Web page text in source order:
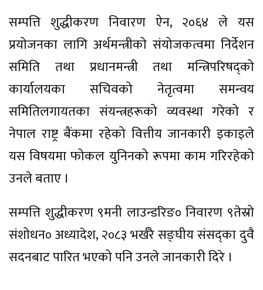
सम्पत्ति शुद्धीकरण निवारण ऐन, २०६४ ले यस
प्रयोजनका लागि अर्थमन्त्रीको संयोजकत्वमा निर्देशन
समिति तथा प्रधानमन्त्री तथा मन्त्रिपरिषद्को
कार्यालयका सचिवको नेतृत्वमा समन्वय
समितिलगायतका संयन्त्रहरूको व्यवस्था गरेको र
नेपाल राष्ट्र बैंकमा रहेको वित्तीय जानकारी इकाइले
यस विषयमा फोकल युनिनको रूपमा काम गरिरहेको
उनले बताए ।
सम्पत्ति शुद्धीकरण ९मनी लाउन्डरिङ० निवारण ९तेस्रो
संशोधन० अध्यादेश, २०८३ भर्खरै सङ्घीय संसद्का दुवै
सदनबाट पारित भएको पनि उनले जानकारी दिरे ।